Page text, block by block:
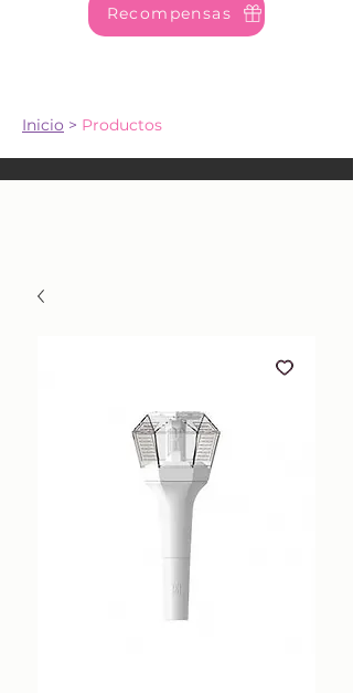
Recompensas
Inicio > Productos